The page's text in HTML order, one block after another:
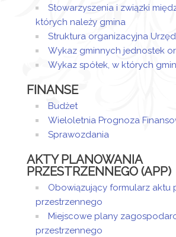
załączniki
Objaśnienia
Uchwała
Wykaz
2019
Stowarzyszenia i związki
których należy gmina
Struktura organizacyjna
Wykaz gminnych jednostek
Wykaz spółek, w których
FINANSE
Budżet
Wieloletnia Prognoza
Sprawozdania
AKTY PLANOWANIA
PRZESTRZENNEGO (APP)
Obowiązujący formularz aktu
przestrzennego
Miejscowe plany
przestrzennego